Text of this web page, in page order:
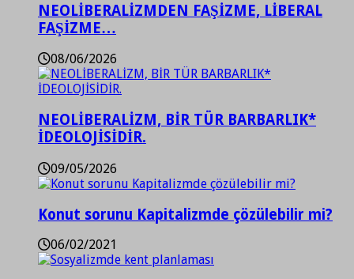
NEOLİBERALİZMDEN FAŞİZME, LİBERAL
FAŞİZME…
08/06/2026
NEOLİBERALİZM, BİR TÜR BARBARLIK*
İDEOLOJİSİDİR.
09/05/2026
Konut sorunu Kapitalizmde çözülebilir mi?
06/02/2021